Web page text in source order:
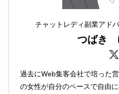
チャットレディ副業アド
つばき
過去にWeb集客会社で培った
の女性が自分のペースで自由